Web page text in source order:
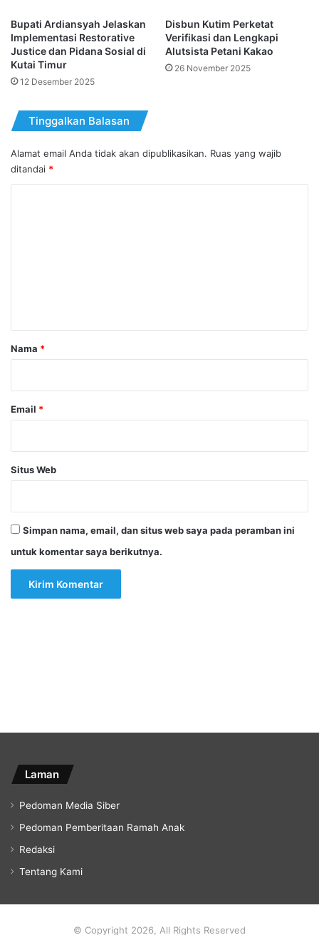
Bupati Ardiansyah Jelaskan
Implementasi Restorative
Justice dan Pidana Sosial di
Kutai Timur
12 Desember 2025
Disbun Kutim Perketat
Verifikasi dan Lengkapi
Alutsista Petani Kakao
26 November 2025
Tinggalkan Balasan
Alamat email Anda tidak akan dipublikasikan. Ruas yang wajib
ditandai *
rNama *
Email *
Situs Web
Simpan nama, email, dan situs web saya pada peramban ini
untuk komentar saya berikutnya.
Laman
Pedoman Media Siber
Pedoman Pemberitaan Ramah Anak
Redaksi
Tentang Kami
© Copyright 2026, All Rights Reserved